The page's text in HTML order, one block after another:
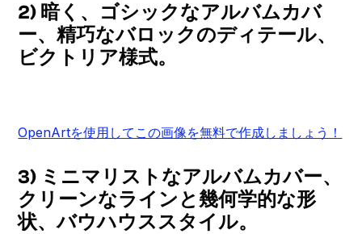
2) 暗く、ゴシックなアルバムカバ
ー、精巧なバロックのディテール、
ビクトリア様式。
OpenArtを使用してこの画像を無料で作成しましょう！
3) ミニマリストなアルバムカバー、
クリーンなラインと幾何学的な形
状、バウハウススタイル。